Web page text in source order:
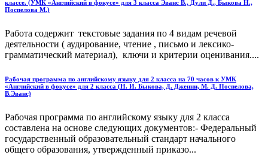
классе. (УМК «Английский в фокусе» для 3 класса Эванс В., Дули Д., Быкова Н.,
Поспелова М.)
Работа содержит текстовые задания по 4 видам речевой
деятельности ( аудирование, чтение , письмо и лексико-
грамматический материал), ключи и критерии оценивания....
Рабочая программа по английскому языку для 2 класса на 70 часов к УМК
«Английский в фокусе» для 2 класса (Н. И. Быкова, Д. Дженни, М. Д. Поспелова,
В.Эванс)
Рабочая программа по английскому языку для 2 класса
составлена на основе следующих документов:- Федеральный
государственный образовательный стандарт начального
общего образования, утвержденный приказо...